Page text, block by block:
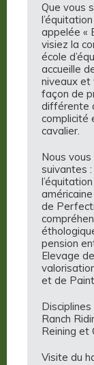
Que vous
appelée «
visiez la
école
accueille
niveaux et
façon de
différente
complicité
cavalier.
Nous
suivantes
de
pension
Elevage
et de
Ranch
Reining et
Visite du